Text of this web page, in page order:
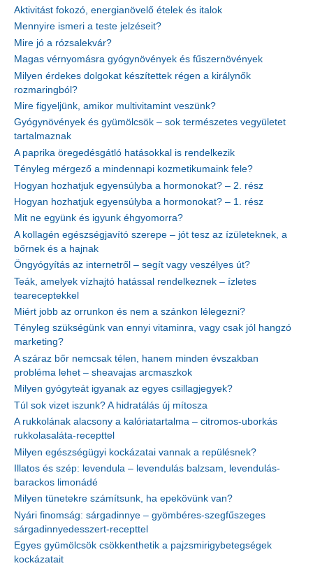
Aktivitást fokozó, energianövelő ételek és italok
Mennyire ismeri a teste jelzéseit?
Mire jó a rózsalekvár?
Magas vérnyomásra gyógynövények és fűszernövények
Milyen érdekes dolgokat készítettek régen a királynők
rozmaringból?
Mire figyeljünk, amikor multivitamint veszünk?
Gyógynövények és gyümölcsök – sok természetes vegyületet
tartalmaznak
A paprika öregedésgátló hatásokkal is rendelkezik
Tényleg mérgező a mindennapi kozmetikumaink fele?
Hogyan hozhatjuk egyensúlyba a hormonokat? – 2. rész
Hogyan hozhatjuk egyensúlyba a hormonokat? – 1. rész
Mit ne együnk és igyunk éhgyomorra?
A kollagén egészségjavító szerepe – jót tesz az ízületeknek, a
bőrnek és a hajnak
Öngyógyítás az internetről – segít vagy veszélyes út?
Teák, amelyek vízhajtó hatással rendelkeznek – ízletes
teareceptekkel
Miért jobb az orrunkon és nem a szánkon lélegezni?
Tényleg szükségünk van ennyi vitaminra, vagy csak jól hangzó
marketing?
A száraz bőr nemcsak télen, hanem minden évszakban
probléma lehet – sheavajas arcmaszkok
Milyen gyógyteát igyanak az egyes csillagjegyek?
Túl sok vizet iszunk? A hidratálás új mítosza
A rukkolának alacsony a kalóriatartalma – citromos-uborkás
rukkolasaláta-recepttel
Milyen egészségügyi kockázatai vannak a repülésnek?
Illatos és szép: levendula – levendulás balzsam, levendulás-
barackos limonádé
Milyen tünetekre számítsunk, ha epekövünk van?
Nyári finomság: sárgadinnye – gyömbéres-szegfűszeges
sárgadinnyedesszert-recepttel
Egyes gyümölcsök csökkenthetik a pajzsmirigybetegségek
kockázatait